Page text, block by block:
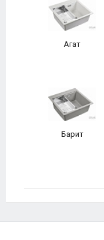
Агат
Барит